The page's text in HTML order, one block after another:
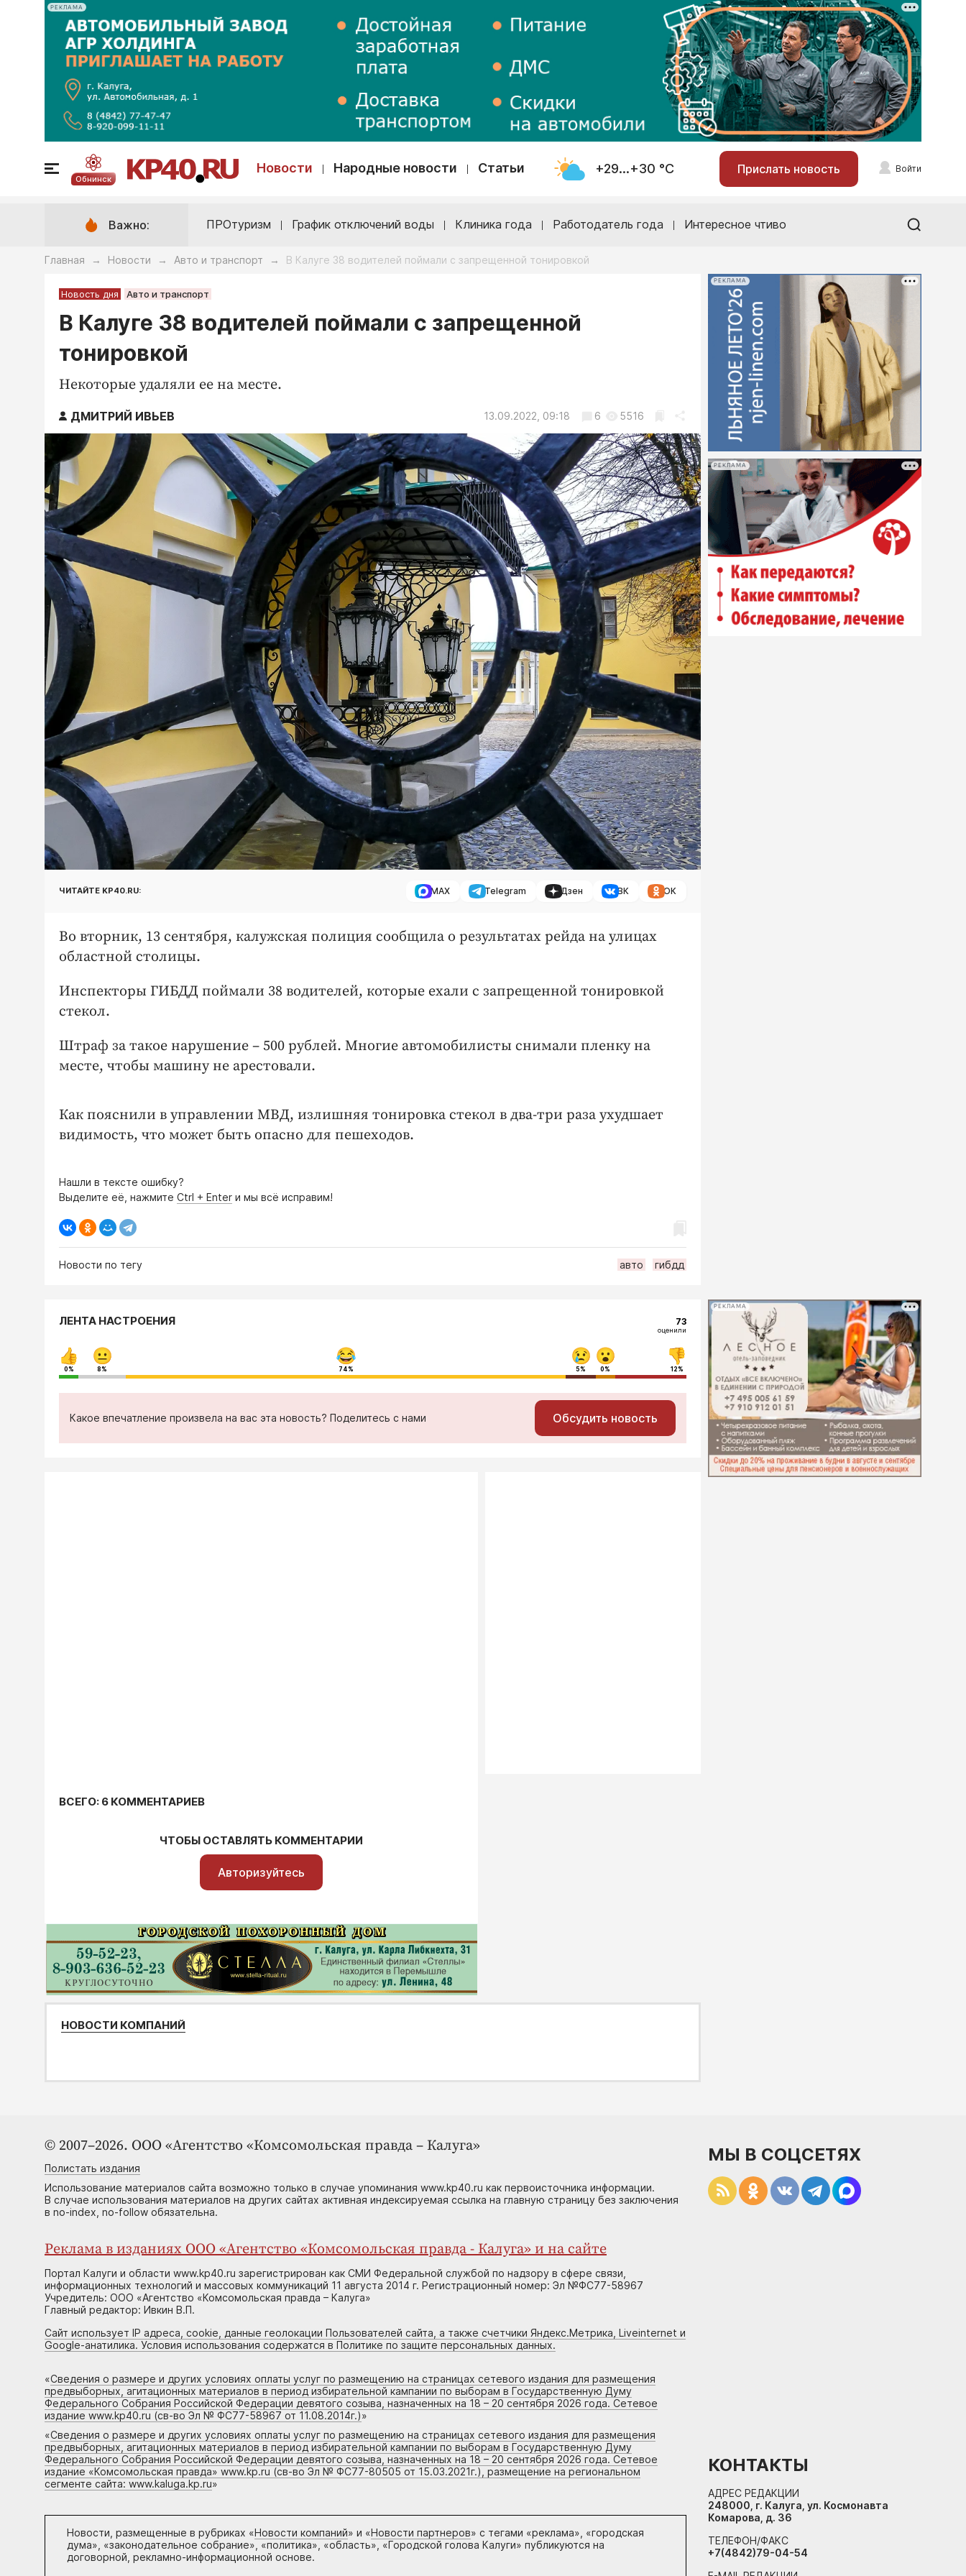
РЕКЛАМА
Обнинск
Новости Народные новости Статьи +29...+30 °С Прислать новость Войти
Важно: ПРОтуризм График отключений воды Клиника года Работодатель года Интересное чтиво
Главная → Новости → Авто и транспорт → В Калуге 38 водителей поймали с запрещенной тонировкой
Новость дня Авто и транспорт
В Калуге 38 водителей поймали с запрещенной
тонировкой
Некоторые удаляли ее на месте.
ДМИТРИЙ ИВЬЕВ 13.09.2022, 09:18 6 5516
ЧИТАЙТЕ KP40.RU: MAX Telegram Дзен ВК ОК
Во вторник, 13 сентября, калужская полиция сообщила о результатах рейда на улицах
областной столицы.
Инспекторы ГИБДД поймали 38 водителей, которые ехали с запрещенной тонировкой
стекол.
Штраф за такое нарушение – 500 рублей. Многие автомобилисты снимали пленку на
месте, чтобы машину не арестовали.
Как пояснили в управлении МВД, излишняя тонировка стекол в два-три раза ухудшает
видимость, что может быть опасно для пешеходов.
Нашли в тексте ошибку?
Выделите её, нажмите Ctrl + Enter и мы всё исправим!
Новости по тегу авто гибдд
РЕКЛАМА
РЕКЛАМА
ЛЕНТА НАСТРОЕНИЯ 73
оценили
0% 8% 74% 5% 0% 12%
Какое впечатление произвела на вас эта новость? Поделитесь с нами Обсудить новость
ВСЕГО: 6 КОММЕНТАРИЕВ
ЧТОБЫ ОСТАВЛЯТЬ КОММЕНТАРИИ
Авторизуйтесь
НОВОСТИ КОМПАНИЙ
РЕКЛАМА
© 2007–2026. ООО «Агентство «Комсомольская правда – Калуга»
Полистать издания
Использование материалов сайта возможно только в случае упоминания www.kp40.ru как первоисточника информации.
В случае использования материалов на других сайтах активная индексируемая ссылка на главную страницу без заключения
в no-index, no-follow обязательна.
Реклама в изданиях ООО «Агентство «Комсомольская правда - Калуга» и на сайте
Портал Калуги и области www.kp40.ru зарегистрирован как СМИ Федеральной службой по надзору в сфере связи,
информационных технологий и массовых коммуникаций 11 августа 2014 г. Регистрационный номер: Эл №ФС77-58967
Учредитель: ООО «Агентство «Комсомольская правда – Калуга»
Главный редактор: Ивкин В.П.
Сайт использует IP адреса, cookie, данные геолокации Пользователей сайта, а также счетчики Яндекс.Метрика, Liveinternet и
Google-анатилика. Условия использования содержатся в Политике по защите персональных данных.
«Сведения о размере и других условиях оплаты услуг по размещению на страницах сетевого издания для размещения
предвыборных, агитационных материалов в период избирательной кампании по выборам в Государственную Думу
Федерального Собрания Российской Федерации девятого созыва, назначенных на 18 – 20 сентября 2026 года. Сетевое
издание www.kp40.ru (св-во Эл № ФС77-58967 от 11.08.2014г.)»
«Сведения о размере и других условиях оплаты услуг по размещению на страницах сетевого издания для размещения
предвыборных, агитационных материалов в период избирательной кампании по выборам в Государственную Думу
Федерального Собрания Российской Федерации девятого созыва, назначенных на 18 – 20 сентября 2026 года. Сетевое
издание «Комсомольская правда» www.kp.ru (св-во Эл № ФС77-80505 от 15.03.2021г.), размещение на региональном
сегменте сайта: www.kaluga.kp.ru»
Новости, размещенные в рубриках «Новости компаний» и «Новости партнеров» с тегами «реклама», «городская
дума», «законодательное собрание», «политика», «область», «Городской голова Калуги» публикуются на
договорной, рекламно-информационной основе.
МЫ В СОЦСЕТЯХ
КОНТАКТЫ
АДРЕС РЕДАКЦИИ
248000, г. Калуга, ул. Космонавта
Комарова, д. 36
ТЕЛЕФОН/ФАКС
+7(4842)79-04-54